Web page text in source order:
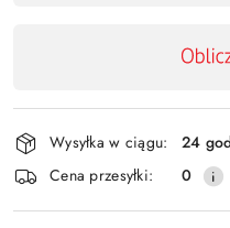
Wysyłka w ciągu:
24
Cena przesyłki:
0